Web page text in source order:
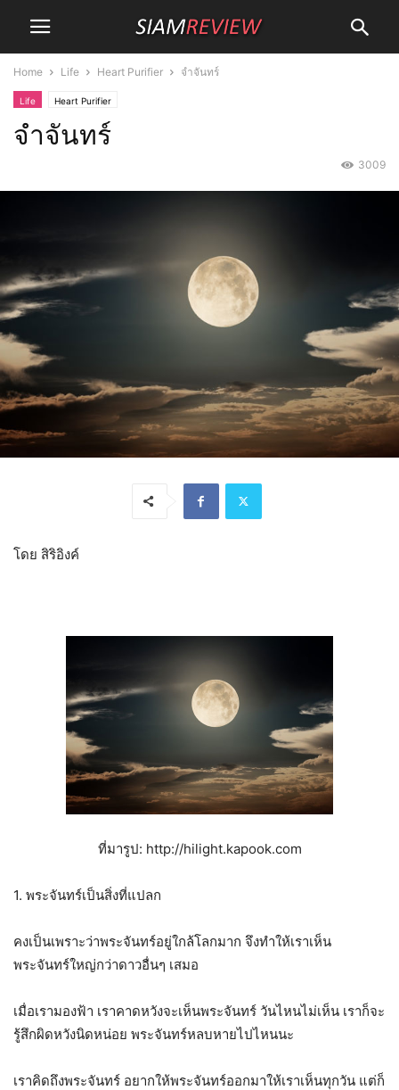
Home Life Heart Purifier จำจันทร์
Life Heart Purifier
จำจันทร์
3009
โดย สิริอิงค์
ที่มารูป: http://hilight.kapook.com
1. พระจันทร์เป็นสิ่งที่แปลก
คงเป็นเพราะว่าพระจันทร์อยู่ใกล้โลกมาก จึงทำให้เราเห็น
พระจันทร์ใหญ่กว่าดาวอื่นๆ เสมอ
เมื่อเรามองฟ้า เราคาดหวังจะเห็นพระจันทร์ วันไหนไม่เห็น เราก็จะ
รู้สึกผิดหวังนิดหน่อย พระจันทร์หลบหายไปไหนนะ
เราคิดถึงพระจันทร์ อยากให้พระจันทร์ออกมาให้เราเห็นทุกวัน แต่ก็